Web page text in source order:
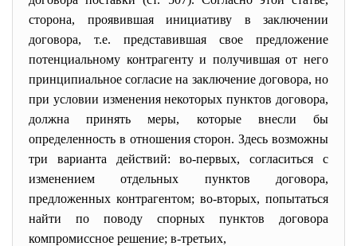
сторона, проявившая инициативу в заключении
договора, т.е. представившая свое предложение
потенциальному контрагенту и получившая от него
принципиальное согласие на заключение договора, но
при условии изменения некоторых пунктов договора,
должна принять меры, которые внесли бы
определенность в отношения сторон. Здесь возможны
три варианта действий: во-первых, согласиться с
изменением отдельных пунктов договора,
предложенных контрагентом; во-вторых, попытаться
найти по поводу спорных пунктов договора
компромиссное решение; в-третьих,